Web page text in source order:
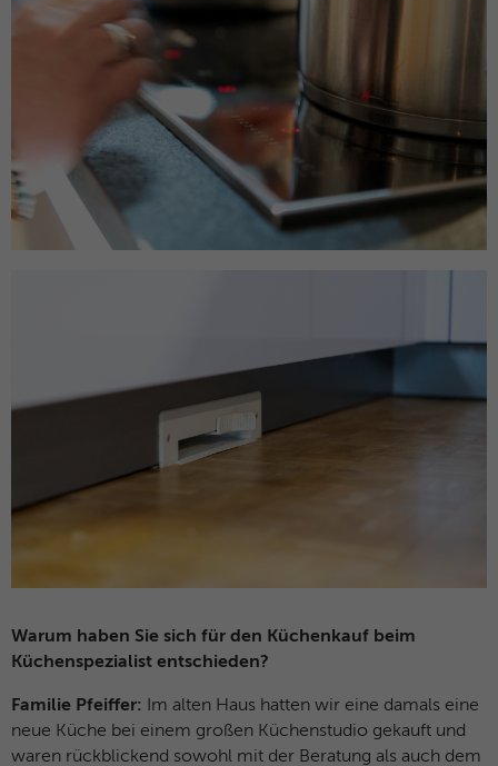
Warum haben Sie sich für den Küchenkauf beim
Küchenspezialist entschieden?
Familie Pfeiffer: Im alten Haus hatten wir eine damals eine
neue Küche bei einem großen Küchenstudio gekauft und
waren rückblickend sowohl mit der Beratung als auch dem